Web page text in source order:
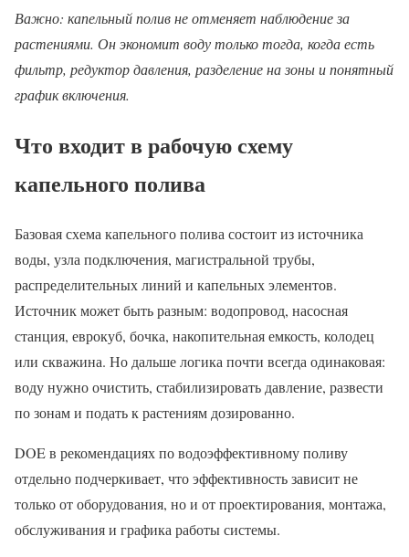
Важно: капельный полив не отменяет наблюдение за
растениями. Он экономит воду только тогда, когда есть
фильтр, редуктор давления, разделение на зоны и понятный
график включения.
Что входит в рабочую схему
капельного полива
Базовая схема капельного полива состоит из источника
воды, узла подключения, магистральной трубы,
распределительных линий и капельных элементов.
Источник может быть разным: водопровод, насосная
станция, еврокуб, бочка, накопительная емкость, колодец
или скважина. Но дальше логика почти всегда одинаковая:
воду нужно очистить, стабилизировать давление, развести
по зонам и подать к растениям дозированно.
DOE в рекомендациях по водоэффективному поливу
отдельно подчеркивает, что эффективность зависит не
только от оборудования, но и от проектирования, монтажа,
обслуживания и графика работы системы.